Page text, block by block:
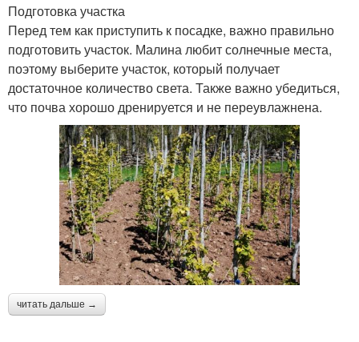
Подготовка участка
Перед тем как приступить к посадке, важно правильно
подготовить участок. Малина любит солнечные места,
поэтому выберите участок, который получает
достаточное количество света. Также важно убедиться,
что почва хорошо дренируется и не переувлажнена.
читать дальше →